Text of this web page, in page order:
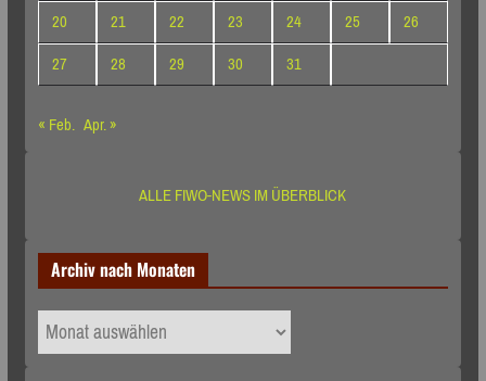
20
21 22 23 24 25
26
27
28 29 30
31
« Feb. Apr. »
ALLE FIWO-NEWS IM ÜBERBLICK
Archiv nach Monaten
Archiv
nach